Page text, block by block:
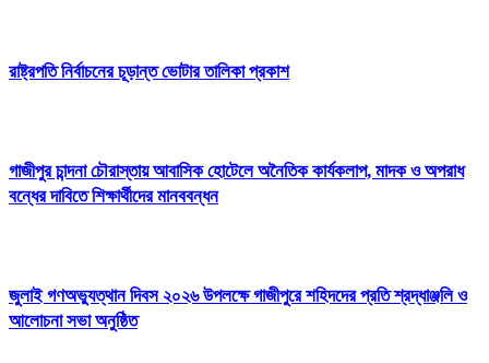
রাষ্ট্রপতি নির্বাচনের চূড়ান্ত ভোটার তালিকা প্রকাশ
গাজীপুর চান্দনা চৌরাস্তায় আবাসিক হোটেলে অনৈতিক কার্যকলাপ, মাদক ও অপরাধ
বন্ধের দাবিতে শিক্ষার্থীদের মানববন্ধন
জুলাই গণঅভ্যুত্থান দিবস ২০২৬ উপলক্ষে গাজীপুরে শহিদদের প্রতি শ্রদ্ধাঞ্জলি ও
আলোচনা সভা অনুষ্ঠিত